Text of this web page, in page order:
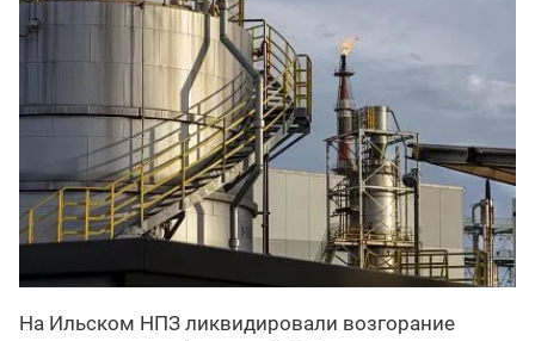
На Ильском НПЗ ликвидировали возгорание